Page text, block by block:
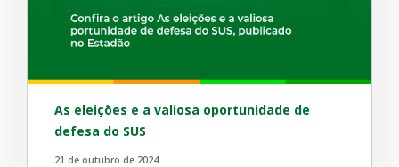
As eleições e a valiosa oportunidade de
defesa do SUS
21 de outubro de 2024